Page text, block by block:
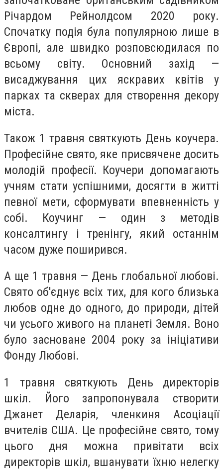
Річардом Рейнолдсом 2020 року.
Спочатку подія була популярною лише в
Європі, але швидко розповсюдилася по
всьому світу. Основний захід —
висаджування цих яскравих квітів у
парках та скверах для створення декору
міста.
Також 1 травня святкують День коучера.
Професійне свято, яке присвячене досить
молодій професії. Коучери допомагають
учням стати успішними, досягти в житті
певної мети, сформувати впевненність у
собі. Коучинг — один з методів
консалтингу і тренінгу, який останнім
часом дуже поширився.
А ще 1 травня — День глобальної любові.
Свято об'єднує всіх тих, для кого близька
любов одне до одного, до природи, дітей
чи усього живого на планеті Земля. Воно
було засноване 2004 року за ініціативи
Фонду Любові.
1 травня святкують День директорів
шкіл. Його запропонувала створити
Джанет Деларія, членкиня Асоціації
вчителів США. Це професійне свято, тому
цього дня можна привітати всіх
директорів шкіл, вшанувати їхню нелегку